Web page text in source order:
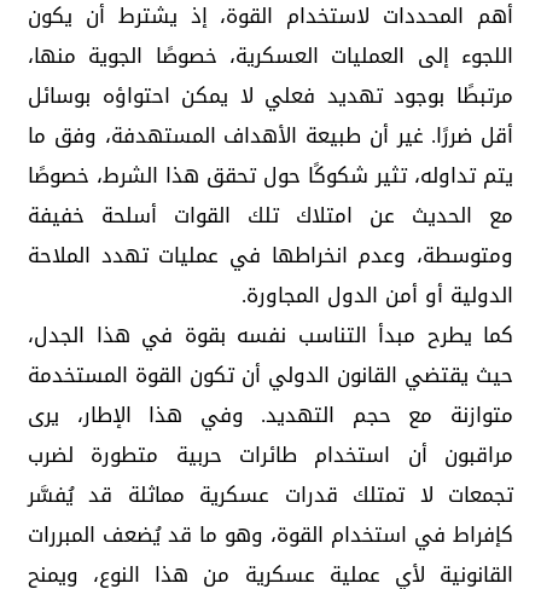
أهم المحددات لاستخدام القوة، إذ يشترط أن يكون
اللجوء إلى العمليات العسكرية، خصوصًا الجوية منها،
مرتبطًا بوجود تهديد فعلي لا يمكن احتواؤه بوسائل
أقل ضررًا. غير أن طبيعة الأهداف المستهدفة، وفق ما
يتم تداوله، تثير شكوكًا حول تحقق هذا الشرط، خصوصًا
مع الحديث عن امتلاك تلك القوات أسلحة خفيفة
ومتوسطة، وعدم انخراطها في عمليات تهدد الملاحة
الدولية أو أمن الدول المجاورة.
كما يطرح مبدأ التناسب نفسه بقوة في هذا الجدل،
حيث يقتضي القانون الدولي أن تكون القوة المستخدمة
متوازنة مع حجم التهديد. وفي هذا الإطار، يرى
مراقبون أن استخدام طائرات حربية متطورة لضرب
تجمعات لا تمتلك قدرات عسكرية مماثلة قد يُفسَّر
كإفراط في استخدام القوة، وهو ما قد يُضعف المبررات
القانونية لأي عملية عسكرية من هذا النوع، ويمنح